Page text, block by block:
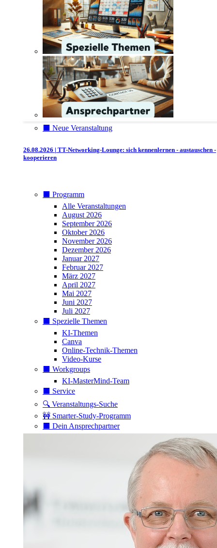
⬛️ Neue Veranstaltung
26.08.2026 | TT-Networking-Lounge: sich kennenlernen - austauschen -
kooperieren
⬛️ Programm
Alle Veranstaltungen
August 2026
September 2026
Oktober 2026
November 2026
Dezember 2026
Januar 2027
Februar 2027
März 2027
April 2027
Mai 2027
Juni 2027
Juli 2027
⬛️ Spezielle Themen
KI-Themen
Canva
Online-Technik-Themen
Video-Kurse
⬛️ Workgroups
KI-MasterMind-Team
⬛️ Service
🔍 Veranstaltungs-Suche
🚧 Smarter-Study-Programm
⬛️ Dein Ansprechpartner